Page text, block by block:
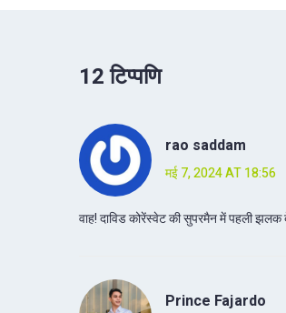
12 टिप्पणि
rao saddam
मई 7, 2024 AT 18:56
वाह! दाविड कोरेंस्वेट की सुपरमैन में पहली
Prince Fajardo